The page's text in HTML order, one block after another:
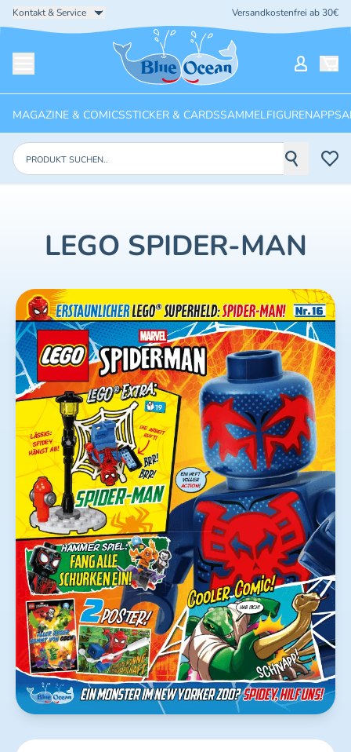
Kontakt & Service Versandkostenfrei ab 30€
Startseite
MAGAZINE & COMICSSTICKER & CARDSSAMMELFIGURENAPPS
Produkte suchen
LEGO SPIDER-MAN